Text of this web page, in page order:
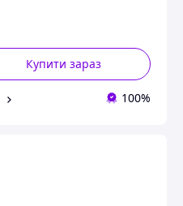
Купити зараз
100%